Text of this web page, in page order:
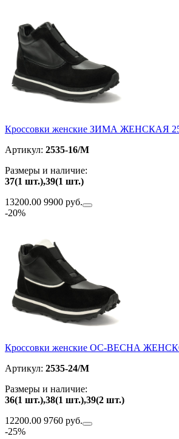
Кроссовки женские ЗИМА ЖЕНСКАЯ
Артикул: 2535-16/M
Размеры и наличие:
37(1 шт.),39(1 шт.)
13200.00 9900 руб.
-20%
Кроссовки женские ОС-ВЕСНА
Артикул: 2535-24/M
Размеры и наличие:
36(1 шт.),38(1 шт.),39(2 шт.)
12200.00 9760 руб.
-25%